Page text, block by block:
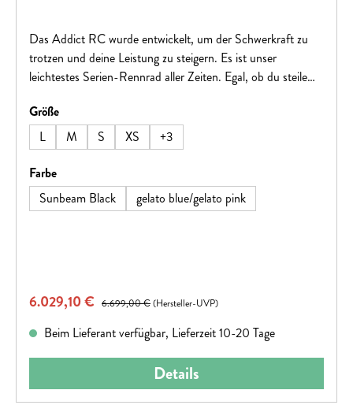
Das Addict RC wurde entwickelt, um der Schwerkraft zu
trotzen und deine Leistung zu steigern. Es ist unser
leichtestes Serien-Rennrad aller Zeiten. Egal, ob du steile
dieses Bikes wurde sorgfältig mit einem einzigen Gedanken
gefertigt – alle anderen im Staub verschwinden
lassen.Hinweis: Fahrradspezifikationen können ohne
vorherige Ankündigung geändert werden.
Größeauswählen
L
M S XS +3
Farbeauswählen
Sunbeam Black
gelato blue/gelato pink
Verkaufspreis:
6.029,10 € Regulärer Preis:
6.699,00 €(Hersteller-UVP)
Beim Lieferant verfügbar, Lieferzeit 10-20 Tage
Details